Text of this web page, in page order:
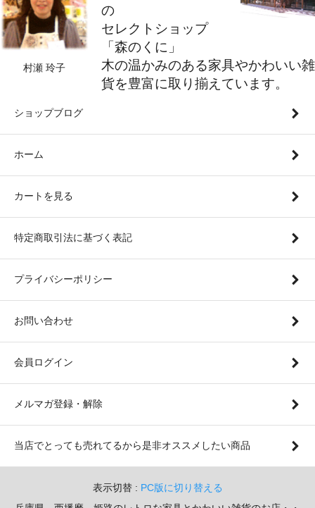
村瀬 玲子
の
セレクトショップ
「森のくに」
木の温かみのある家具やかわいい雑
貨を豊富に取り揃えています。
ショップブログ
ホーム
カートを見る
特定商取引法に基づく表記
プライバシーポリシー
お問い合わせ
会員ログイン
メルマガ登録・解除
当店でとっても売れてるから是非オススメしたい商品
表示切替 : PC版に切り替える